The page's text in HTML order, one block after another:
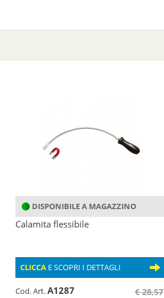
DISPONIBILE A MAGAZZINO
Calamita flessibile
CLICCA E SCOPRI I DETTAGLI
Cod. Art.A1287 € 28,57